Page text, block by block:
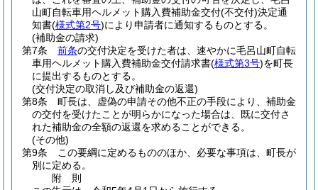
山町自転車用ヘルメット購入費補助金交付(不交付)決定通
知書(様式第2号)により申請者に通知するものとする。
(補助金の請求)
第7条
前条の交付決定を受けた者は、速やかに毛呂山町自転
車用ヘルメット購入費補助金交付請求書(様式第3号)を町長
に提出するものとする。
(交付決定の取消し及び補助金の返還)
第8条
町長は、虚偽の申請その他不正の手段により、補助金
の交付を受けたことが明らかになった場合は、既に交付さ
れた補助金の全額の返還を求めることができる。
(その他)
第9条
この要綱に定めるもののほか、必要な事項は、町長が
別に定める。
附 則